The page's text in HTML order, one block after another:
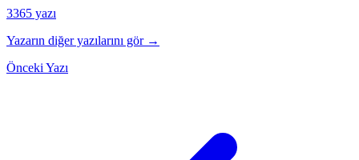
3365 yazı
Yazarın diğer yazılarını gör →
Önceki Yazı